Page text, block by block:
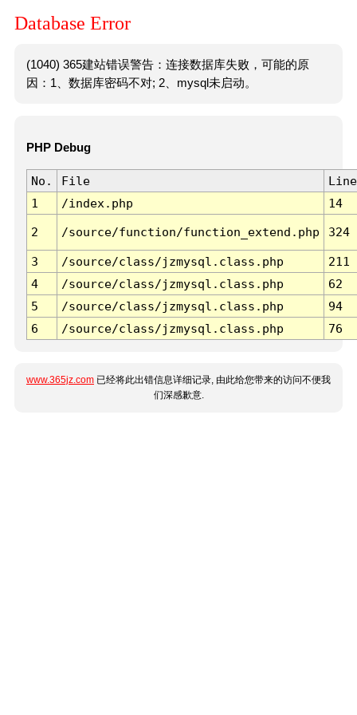
Database Error
(1040) 365建站错误警告：连接数据库失败，可能的原
因：1、数据库密码不对; 2、mysql未启动。
PHP Debug
No. File
Line
1
/index.php 14
2 /source/function/function_extend.php 324
3 /source/class/jzmysql.class.php
211
4
/source/class/jzmysql.class.php
62
5
/source/class/jzmysql.class.php
94
6
/source/class/jzmysql.class.php 76
www.365jz.com 已经将此出错信息详细记录, 由此给您带来的访问不便我
们深感歉意.